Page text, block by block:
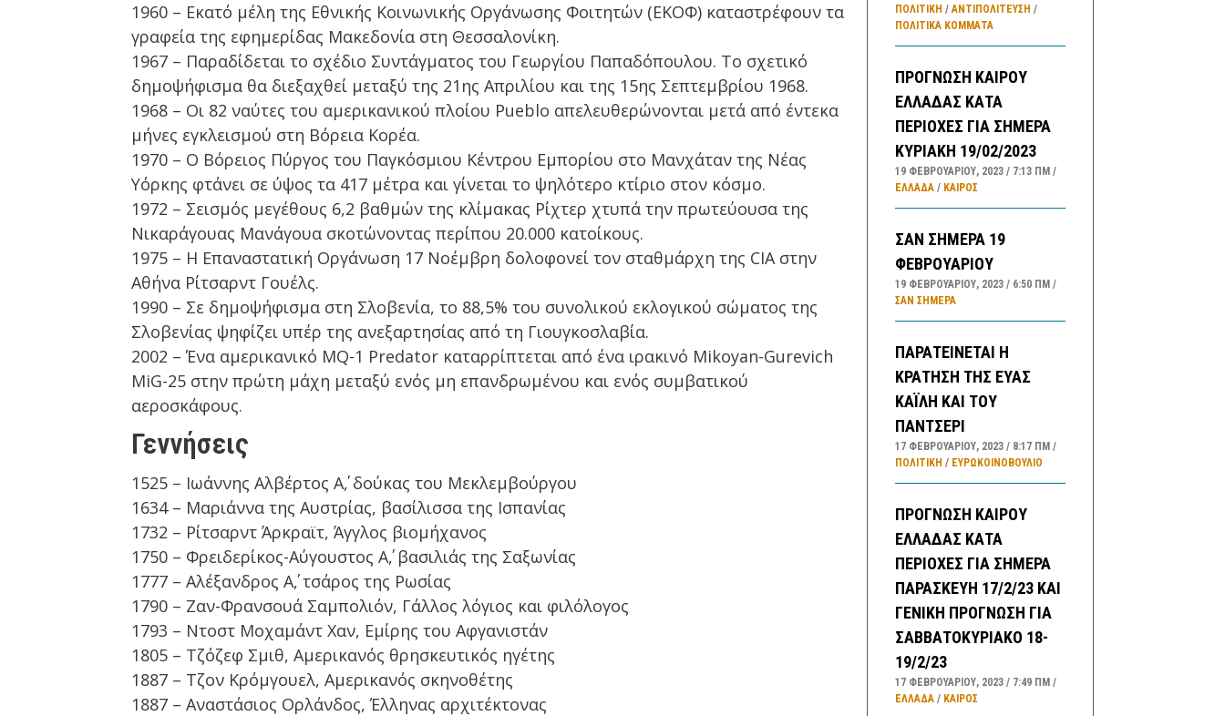
1960 – Εκατό μέλη της Εθνικής Κοινωνικής Οργάνωσης Φοιτητών (ΕΚΟΦ) καταστρέφουν τα
γραφεία της εφημερίδας Μακεδονία στη Θεσσαλονίκη.
1967 – Παραδίδεται το σχέδιο Συντάγματος του Γεωργίου Παπαδόπουλου. Το σχετικό
δημοψήφισμα θα διεξαχθεί μεταξύ της 21ης Απριλίου και της 15ης Σεπτεμβρίου 1968.
1968 – Οι 82 ναύτες του αμερικανικού πλοίου Pueblo απελευθερώνονται μετά από έντεκα
μήνες εγκλεισμού στη Βόρεια Κορέα.
1970 – Ο Βόρειος Πύργος του Παγκόσμιου Κέντρου Εμπορίου στο Μανχάταν της Νέας
Υόρκης φτάνει σε ύψος τα 417 μέτρα και γίνεται το ψηλότερο κτίριο στον κόσμο.
1972 – Σεισμός μεγέθους 6,2 βαθμών της κλίμακας Ρίχτερ χτυπά την πρωτεύουσα της
Νικαράγουας Μανάγουα σκοτώνοντας περίπου 20.000 κατοίκους.
1975 – Η Επαναστατική Οργάνωση 17 Νοέμβρη δολοφονεί τον σταθμάρχη της CIA στην
Αθήνα Ρίτσαρντ Γουέλς.
1990 – Σε δημοψήφισμα στη Σλοβενία, το 88,5% του συνολικού εκλογικού σώματος της
Σλοβενίας ψηφίζει υπέρ της ανεξαρτησίας από τη Γιουγκοσλαβία.
2002 – Ένα αμερικανικό MQ-1 Predator καταρρίπτεται από ένα ιρακινό Mikoyan-Gurevich
MiG-25 στην πρώτη μάχη μεταξύ ενός μη επανδρωμένου και ενός συμβατικού
αεροσκάφους.
Γεννήσεις
1525 – Ιωάννης Αλβέρτος Α΄, δούκας του Μεκλεμβούργου
1634 – Μαριάννα της Αυστρίας, βασίλισσα της Ισπανίας
1732 – Ρίτσαρντ Άρκραϊτ, Άγγλος βιομήχανος
1750 – Φρειδερίκος-Αύγουστος Α΄, βασιλιάς της Σαξωνίας
1777 – Αλέξανδρος Α΄, τσάρος της Ρωσίας
1790 – Ζαν-Φρανσουά Σαμπολιόν, Γάλλος λόγιος και φιλόλογος
1793 – Ντοστ Μοχαμάντ Χαν, Εμίρης του Αφγανιστάν
1805 – Τζόζεφ Σμιθ, Αμερικανός θρησκευτικός ηγέτης
1887 – Τζον Κρόμγουελ, Αμερικανός σκηνοθέτης
1887 – Αναστάσιος Ορλάνδος, Έλληνας αρχιτέκτονας
ΠΟΛΙΤΙΚΗ /ΑΝΤΙΠΟΛΊΤΕΥΣΗ /
ΠΟΛΙΤΙΚΆ ΚΌΜΜΑΤΑ
ΠΡΟΓΝΩΣΗ ΚΑΙΡΟΥ
ΕΛΛΑΔΑΣ ΚΑΤΑ
ΠΕΡΙΟΧΕΣ ΓΙΑ ΣΗΜΕΡΑ
ΚΥΡΙΑΚΗ 19/02/2023
19 ΦΕΒΡΟΥΑΡΊΟΥ, 2023 7:13 ΠΜ
ΕΛΛΑΔA/ ΚΑΙΡΌΣ
ΣΑΝ ΣΗΜΕΡΑ 19
ΦΕΒΡΟΥΑΡΙΟΥ
19 ΦΕΒΡΟΥΑΡΊΟΥ, 2023 6:50 ΠΜ
ΣΑΝ ΣΉΜΕΡΑ
ΠΑΡΑΤΕΙΝΕΤΑΙ Η
ΚΡΑΤΗΣΗ ΤΗΣ ΕΥΑΣ
ΚΑΪΛΗ ΚΑΙ ΤΟΥ
ΠΑΝΤΣΕΡΙ
17 ΦΕΒΡΟΥΑΡΊΟΥ, 2023 8:17 ΠΜ
ΠΟΛΙΤΙΚΗ / ΕΥΡΩΚΟΙΝΟΒΟΥΛΙΟ
ΠΡΟΓΝΩΣΗ ΚΑΙΡΟΥ
ΕΛΛΑΔΑΣ ΚΑΤΑ
ΠΕΡΙΟΧΕΣ ΓΙΑ ΣΗΜΕΡΑ
ΠΑΡΑΣΚΕΥΗ 17/2/23 ΚΑΙ
ΓΕΝΙΚΗ ΠΡΟΓΝΩΣΗ ΓΙΑ
ΣΑΒΒΑΤΟΚΥΡΙΑΚΟ 18-
19/2/23
17 ΦΕΒΡΟΥΑΡΊΟΥ, 2023 7:49 ΠΜ
ΕΛΛΑΔA/ ΚΑΙΡΌΣ